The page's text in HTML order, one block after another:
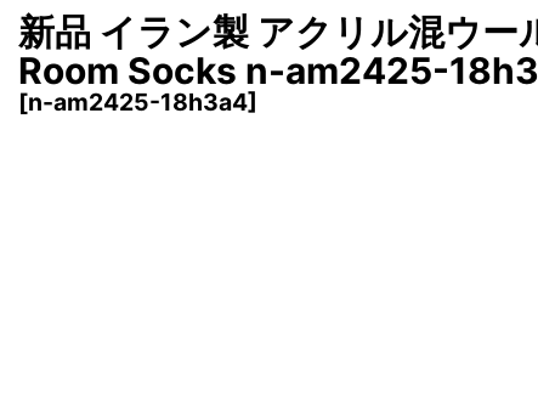
新品 イラン製 アクリル混ウ
Room Socks n-am2425-
[n-am2425-18h3a4]